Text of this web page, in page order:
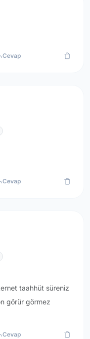
Cevap
Cevap
taahhüt süreniz
görür görmez
Cevap